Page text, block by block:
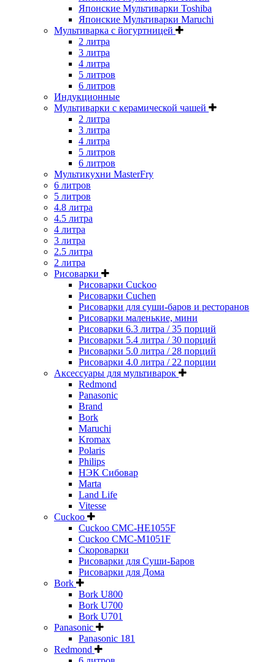
Японские Мультиварки Toshiba
Японские Мультиварки Maruchi
Мультиварка с йогуртницей
2 литра
3 литра
4 литра
5 литров
6 литров
Индукционные
Мультиварки с керамической чашей
2 литра
3 литра
4 литра
5 литров
6 литров
Мультикухни MasterFry
6 литров
5 литров
4.8 литра
4.5 литра
4 литра
3 литра
2.5 литра
2 литра
Рисоварки
Рисоварки Cuckoo
Рисоварки Cuchen
Рисоварки для суши-баров и ресторанов
Рисоварки маленькие, мини
Рисоварки 6.3 литра / 35 порций
Рисоварки 5.4 литра / 30 порций
Рисоварки 5.0 литра / 28 порций
Рисоварки 4.0 литра / 22 порции
Аксессуары для мультиварок
Redmond
Panasonic
Brand
Bork
Maruchi
Kromax
Polaris
Philips
НЭК Сибовар
Marta
Land Life
Vitesse
Cuckoo
Cuckoo CMC-HE1055F
Cuckoo CMC-M1051F
Скороварки
Рисоварки для Суши-Баров
Рисоварки для Дома
Bork
Bork U800
Bork U700
Bork U701
Panasonic
Panasonic 181
Redmond